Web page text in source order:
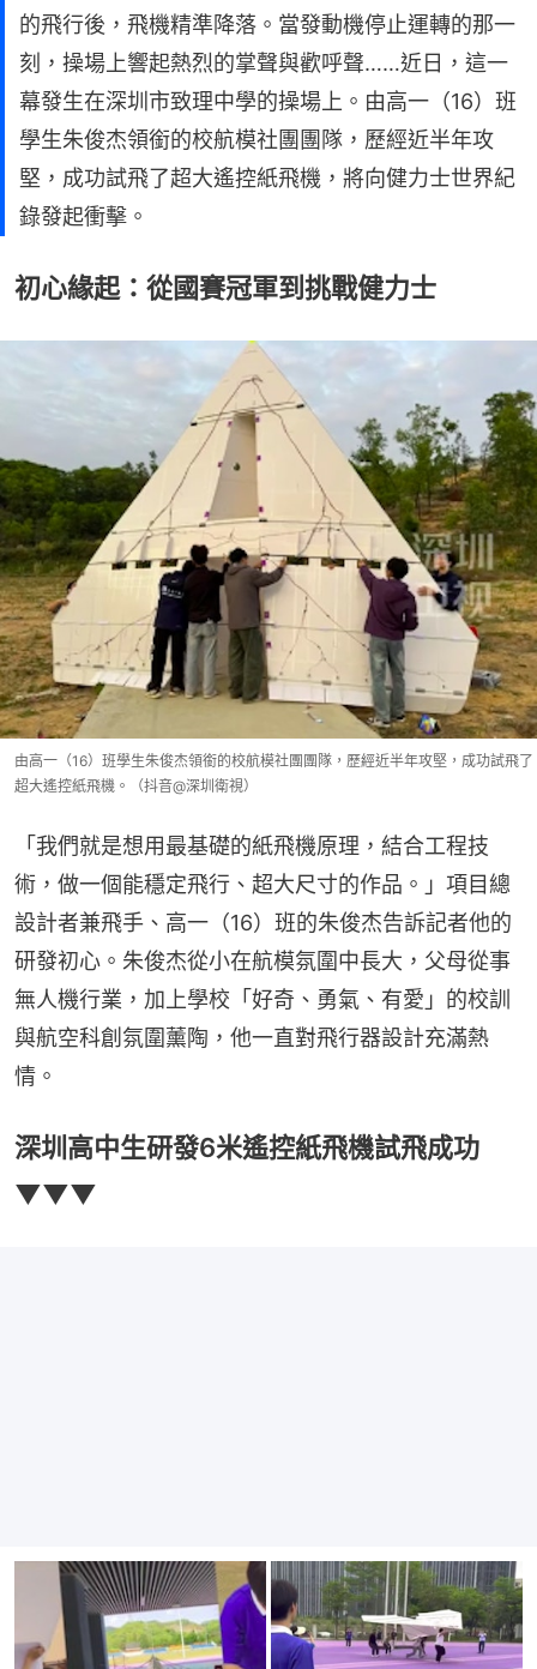
的飛行後，飛機精準降落。當發動機停止運轉的那一
刻，操場上響起熱烈的掌聲與歡呼聲……近日，這一
幕發生在深圳市致理中學的操場上。由高一（16）班
學生朱俊杰領銜的校航模社團團隊，歷經近半年攻
堅，成功試飛了超大遙控紙飛機，將向健力士世界紀
錄發起衝擊。
初心緣起：從國賽冠軍到挑戰健力士
由高一（16）班學生朱俊杰領銜的校航模社團團隊，歷經近半年攻堅，成功試飛了
超大遙控紙飛機。（抖音@深圳衛視）
「我們就是想用最基礎的紙飛機原理，結合工程技
術，做一個能穩定飛行、超大尺寸的作品。」項目總
設計者兼飛手、高一（16）班的朱俊杰告訴記者他的
研發初心。朱俊杰從小在航模氛圍中長大，父母從事
無人機行業，加上學校「好奇、勇氣、有愛」的校訓
與航空科創氛圍薰陶，他一直對飛行器設計充滿熱
情。
深圳高中生研發6米遙控紙飛機試飛成功
▼▼▼